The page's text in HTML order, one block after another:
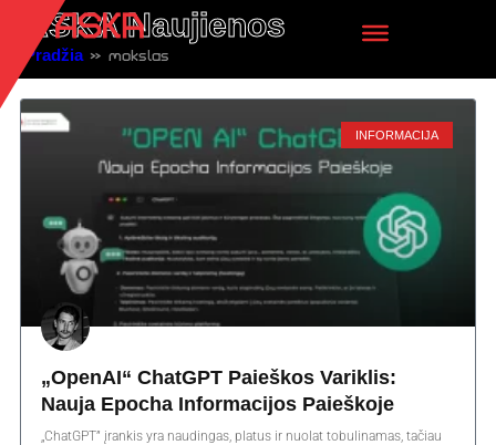
ASKA Naujienos
Pradžia»mokslas
INFORMACIJA
„OpenAI“ ChatGPT Paieškos Variklis:
Nauja Epocha Informacijos Paieškoje
„ChatGPT” įrankis yra naudingas, platus ir nuolat tobulinamas, tačiau